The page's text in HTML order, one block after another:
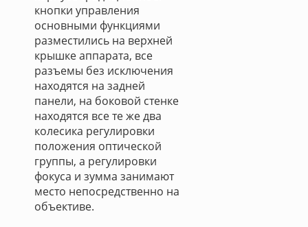
кнопки управления
основными функциями
разместились на верхней
крышке аппарата, все
разъемы без исключения
находятся на задней
панели, на боковой стенке
находятся все те же два
колесика регулировки
положения оптической
группы, а регулировки
фокуса и зумма занимают
место непосредственно на
объективе.